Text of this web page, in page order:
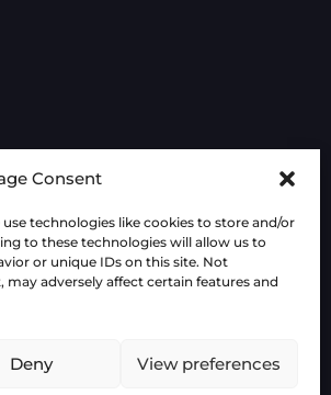
Consent
technologies like cookies to store and/or
to these technologies will allow us to
or unique IDs on this site. Not
adversely affect certain features and
Deny View preferences
Dev:AdriaBox
Za točne tehničke